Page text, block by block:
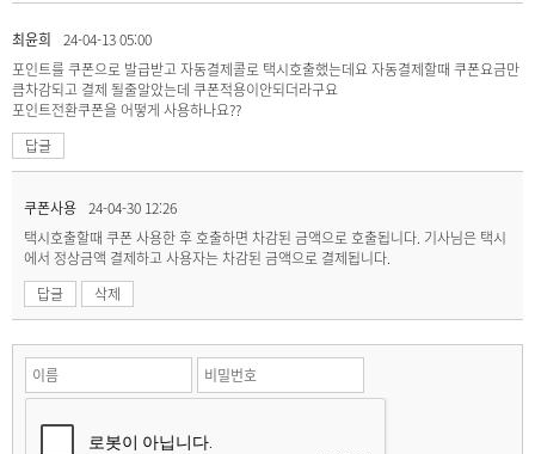
최윤희
24-04-13 05:00
포인트를 쿠폰으로 발급받고 자동결제콜로 택시호출했는데요 자동결제할때 쿠폰요금만
큼차감되고 결제 될줄알았는데 쿠폰적용이안되더라구요
포인트전환쿠폰을 어떻게 사용하나요??
답글
쿠폰사용 24-04-30 12:26
택시호출할때 쿠폰 사용한 후 호출하면 차감된 금액으로 호출됩니다. 기사님은 택시
에서 정상금액 결제하고 사용자는 차감된 금액으로 결제됩니다.
답글
삭제